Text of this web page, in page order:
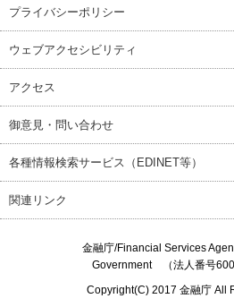
プライバシーポリシー
ウェブアクセシビリティ
アクセス
御意見・問い合わせ
各種情報検索サービス（EDINET等）
関連リンク
金融庁/Financial Services
Government（法人番号
Copyright(C) 2017 金融庁 All